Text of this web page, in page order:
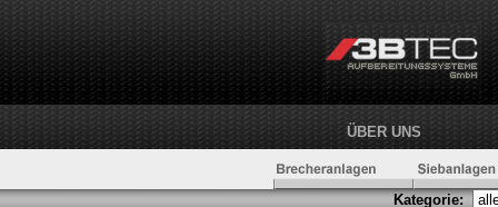
ÜBER UNS
Kategorie: